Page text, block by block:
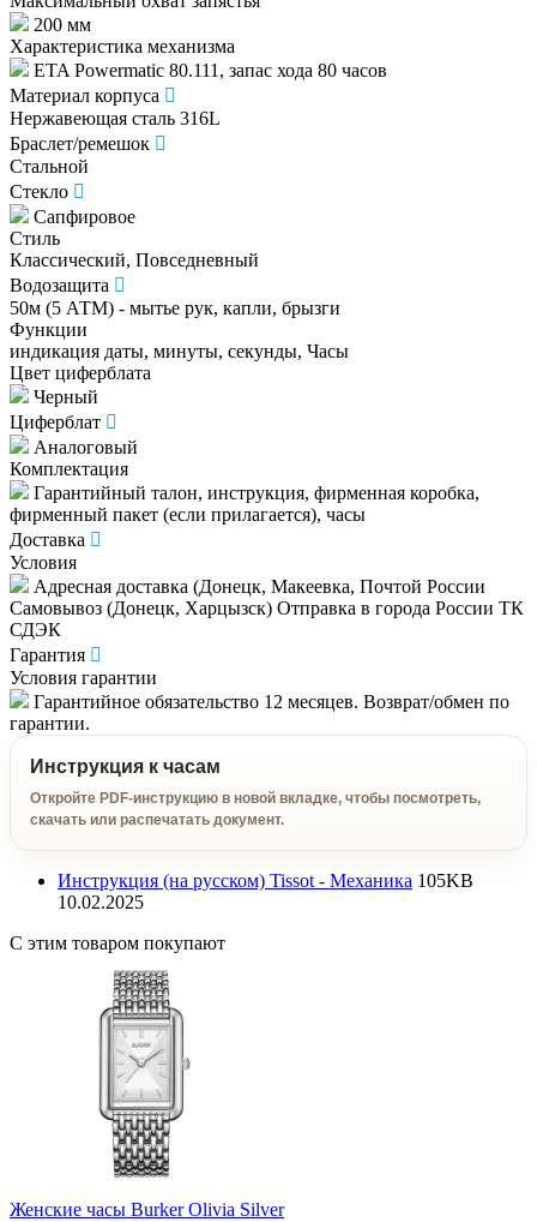
200 мм
Характеристика механизма
ETA Powermatic 80.111, запас хода 80 часов
Материал корпуса
Нержавеющая сталь 316L
Браслет/ремешок
Стальной
Стекло
Сапфировое
Стиль
Классический, Повседневный
Водозащита
50м (5 АТМ) - мытье рук, капли, брызги
Функции
индикация даты, минуты, секунды, Часы
Цвет циферблата
Черный
Циферблат
Аналоговый
Комплектация
Гарантийный талон, инструкция, фирменная коробка,
фирменный пакет (если прилагается), часы
Доставка
Условия
Адресная доставка (Донецк, Макеевка, Почтой России
Самовывоз (Донецк, Харцызск) Отправка в города России ТК
СДЭК
Гарантия
Условия гарантии
Гарантийное обязательство 12 месяцев. Возврат/обмен по
гарантии.
Инструкция к часам
Откройте PDF-инструкцию в новой вкладке, чтобы посмотреть,
скачать или распечатать документ.
Инструкция (на русском) Tissot - Механика 105KB
10.02.2025
С этим товаром покупают
Женские часы Burker Olivia Silver